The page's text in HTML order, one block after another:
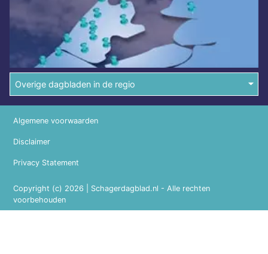
Overige dagbladen in de regio
Copyright (c) 2026 | Schagerdagblad.nl - Alle rechten
voorbehouden
Algemene voorwaarden
Disclaimer
Privacy Statement